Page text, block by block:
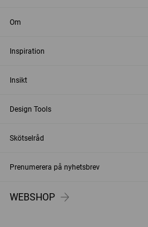
Om
Inspiration
Insikt
Design Tools
Skötselråd
Prenumerera på nyhetsbrev
WEBSHOP